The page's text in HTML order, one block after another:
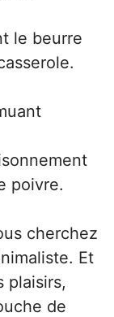
le beurre
poivre.
cherchez
Et
plaisirs,
de